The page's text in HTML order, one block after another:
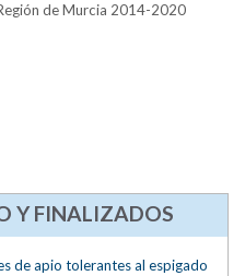
de Murcia 2014-2020
Y FINALIZADOS
de apio tolerantes al espigado